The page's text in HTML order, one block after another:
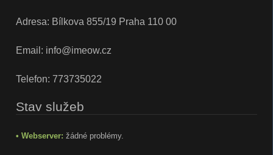
Adresa: Bílkova 855/19 Praha 110 00
Email: info@imeow.cz
Telefon: 773735022
Stav služeb
• Webserver: žádné problémy.